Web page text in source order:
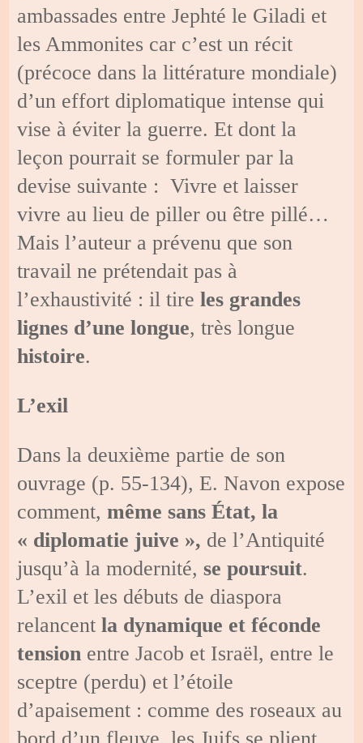
ambassades entre Jephté le Giladi et
les Ammonites car c’est un récit
(précoce dans la littérature mondiale)
d’un effort diplomatique intense qui
vise à éviter la guerre. Et dont la
leçon pourrait se formuler par la
devise suivante : Vivre et laisser
vivre au lieu de piller ou être pillé…
Mais l’auteur a prévenu que son
travail ne prétendait pas à
l’exhaustivité : il tireles grandes
lignes d’une longue, très longue
histoire.
L’exil
Dans la deuxième partie de son
ouvrage (p. 55-134), E. Navon expose
comment,même sans État, la
« diplomatie juive », de l’Antiquité
jusqu’à la modernité,se poursuit.
L’exil et les débuts de diaspora
relancentla dynamique et féconde
tension entre Jacob et Israël, entre le
sceptre (perdu) et l’étoile
d’apaisement : comme des roseaux au